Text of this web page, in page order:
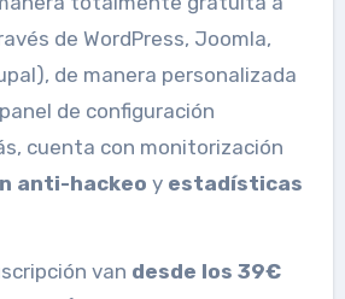
de WordPress, Joomla,
de manera personalizada
de configuración
cuenta con monitorización
anti-hackeo y estadísticas
van desde los 39€